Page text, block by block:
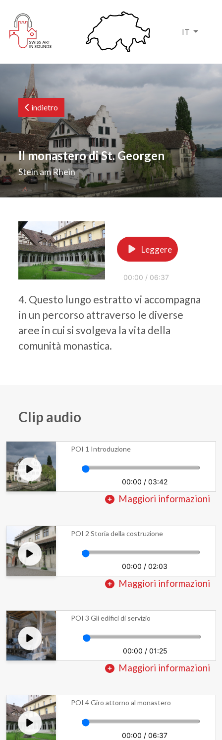
IT
indietro
Il monastero di St. Georgen
Stein am Rhein
Leggere
00:00 / 06:37
4. Questo lungo estratto vi accompagna
in un percorso attraverso le diverse
aree in cui si svolgeva la vita della
comunità monastica.
Clip audio
POI 1 Introduzione
00:00 / 03:42
Maggiori informazioni
POI 2 Storia della costruzione
00:00 / 02:03
Maggiori informazioni
POI 3 Gli edifici di servizio
00:00 / 01:25
Maggiori informazioni
POI 4 Giro attorno al monastero
00:00 / 06:37